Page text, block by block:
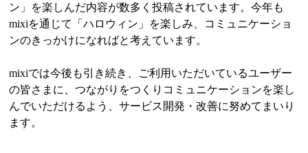
ン」を楽しんだ内容が数多く投稿されています。今年も
mixiを通じて「ハロウィン」を楽しみ、コミュニケーショ
ンのきっかけになればと考えています。
mixiでは今後も引き続き、ご利用いただいているユーザー
の皆さまに、つながりをつくりコミュニケーションを楽し
んでいただけるよう、サービス開発・改善に努めてまいり
ます。